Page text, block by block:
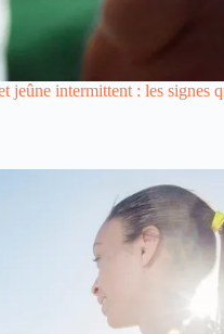
jeûne intermittent : les signes